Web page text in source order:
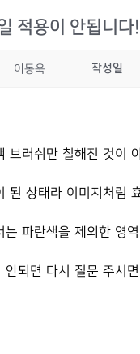
적용이 안됩니다
이동욱 작성일
브러쉬만 칠해진 것이
된 상태라 이미지처럼
는 파란색을 제외한 영
안되면 다시 질문 주시